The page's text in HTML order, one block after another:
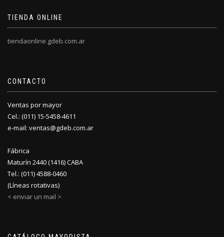
TIENDA ONLINE
tiendaonline.gdeb.com.ar
CONTACTO
Ventas por mayor
Cel.: (011) 15-5458-4611
e-mail: ventas@gdeb.com.ar
Fábrica
Maturín 2440 (1416) CABA
Tel.: (011) 4588-0460
(Líneas rotativas)
< enviar un mail >